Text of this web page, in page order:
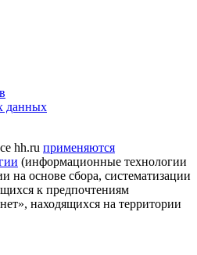
данных
hh.ru применяются
(информационные технологии
на основе сбора, систематизации
к предпочтениям
находящихся на территории